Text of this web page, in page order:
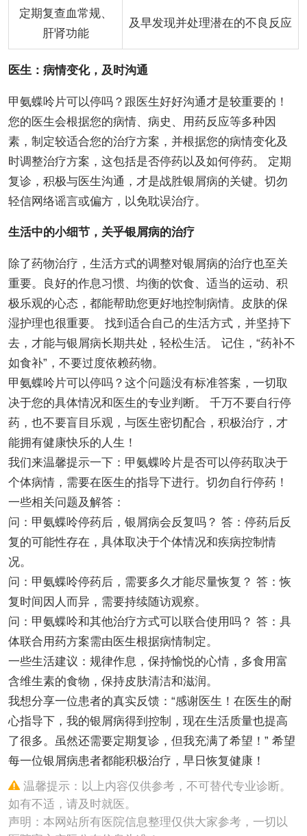
定期复查血常规、
肝肾功能
及早发现并处理潜在的不良反应
医生：病情变化，及时沟通
甲氨蝶呤片可以停吗？跟医生好好沟通才是较重要的！
您的医生会根据您的病情、病史、用药反应等多种因
素，制定较适合您的治疗方案，并根据您的病情变化及
时调整治疗方案，这包括是否停药以及如何停药。 定期
复诊，积极与医生沟通，才是战胜银屑病的关键。切勿
轻信网络谣言或偏方，以免耽误治疗。
生活中的小细节，关乎银屑病的治疗
除了药物治疗，生活方式的调整对银屑病的治疗也至关
重要。良好的作息习惯、均衡的饮食、适当的运动、积
极乐观的心态，都能帮助您更好地控制病情。皮肤的保
湿护理也很重要。 找到适合自己的生活方式，并坚持下
去，才能与银屑病长期共处，轻松生活。 记住，“药补不
如食补”，不要过度依赖药物。
甲氨蝶呤片可以停吗？这个问题没有标准答案，一切取
决于您的具体情况和医生的专业判断。 千万不要自行停
药，也不要盲目乐观，与医生密切配合，积极治疗，才
能拥有健康快乐的人生！
我们来温馨提示一下：甲氨蝶呤片是否可以停药取决于
个体病情，需要在医生的指导下进行。切勿自行停药！
一些相关问题及解答：
问：甲氨蝶呤停药后，银屑病会反复吗？ 答：停药后反
复的可能性存在，具体取决于个体情况和疾病控制情
况。
问：甲氨蝶呤停药后，需要多久才能尽量恢复？ 答：恢
复时间因人而异，需要持续随访观察。
问：甲氨蝶呤和其他治疗方式可以联合使用吗？ 答：具
体联合用药方案需由医生根据病情制定。
一些生活建议：规律作息，保持愉悦的心情，多食用富
含维生素的食物，保持皮肤清洁和滋润。
我想分享一位患者的真实反馈：“感谢医生！在医生的耐
心指导下，我的银屑病得到控制，现在生活质量也提高
了很多。虽然还需要定期复诊，但我充满了希望！” 希望
每一位银屑病患者都能积极治疗，早日恢复健康！
温馨提示：以上内容仅供参考，不可替代专业诊断。
如有不适，请及时就医。
声明：本网站所有医院信息整理仅供大家参考，一切以